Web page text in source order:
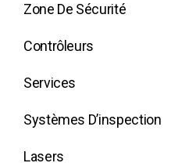
Zone De Sécurité
Contrôleurs
Services
Systèmes D’inspection
Lasers